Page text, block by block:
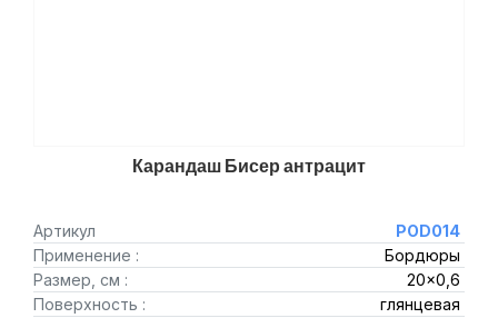
Карандаш Бисер антрацит
Артикул
POD014
Применение :
Бордюры
Размер, см :
20x0,6
Поверхность :
глянцевая